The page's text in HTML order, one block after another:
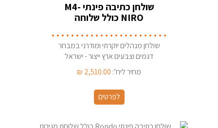
שולחן כתיבה פינתי M4-
NIRO כולל שלוחה
שולחן מנהלים יוקרתי ומודרני במבחר
דגמים וצבעים ארץ ייצור - ישראל
מחיר ליח’: 2,510.00
₪
לפרטים